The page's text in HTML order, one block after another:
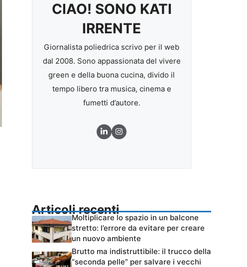
CIAO! SONO KATI
IRRENTE
Giornalista poliedrica scrivo per il web
dal 2008. Sono appassionata del vivere
green e della buona cucina, divido il
tempo libero tra musica, cinema e
fumetti d’autore.
Articoli recenti
Moltiplicare lo spazio in un balcone
stretto: l’errore da evitare per creare
un nuovo ambiente
Brutto ma indistruttibile: il trucco della
“seconda pelle” per salvare i vecchi